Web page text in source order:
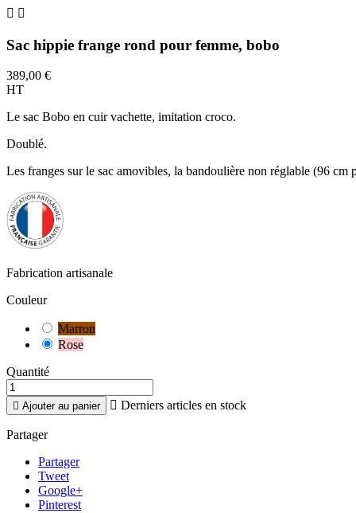
 
Sac hippie frange rond pour femme, bobo
389,00 €
HT
Le sac Bobo en cuir vachette, imitation croco.
Doublé.
Les franges sur le sac amovibles, la bandoulière non réglable (96 cm
Fabrication artisanale
Couleur
Marron
Rose
Quantité
 Ajouter au panier  Derniers articles en stock
Partager
Partager
Tweet
Google+
Pinterest